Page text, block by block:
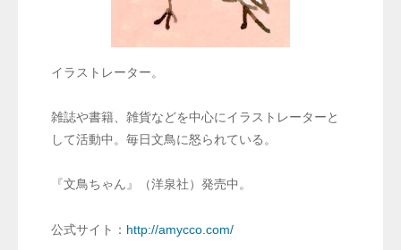
イラストレーター。
雑誌や書籍、雑貨などを中心にイラストレーターと
して活動中。毎日文鳥に怒られている。
『文鳥ちゃん』（洋泉社）発売中。
公式サイト： http://amycco.com/